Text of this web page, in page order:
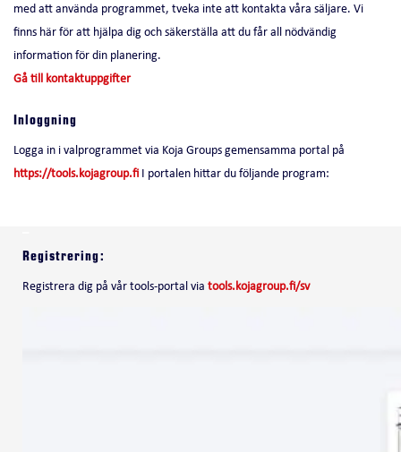
med att använda programmet, tveka inte att kontakta våra säljare. Vi
finns här för att hjälpa dig och säkerställa att du får all nödvändig
information för din planering.
Gå till kontaktuppgifter
Inloggning
Logga in i valprogrammet via Koja Groups gemensamma portal på
https://tools.kojagroup.fi I portalen hittar du följande program:
Registrering:
Registrera dig på vår tools-portal via tools.kojagroup.fi/sv